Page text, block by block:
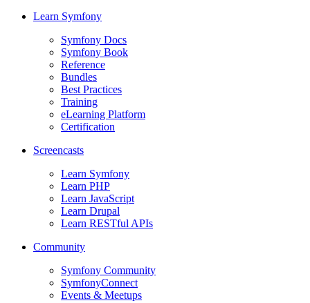
Learn Symfony
Symfony Docs
Symfony Book
Reference
Bundles
Best Practices
Training
eLearning Platform
Certification
Screencasts
Learn Symfony
Learn PHP
Learn JavaScript
Learn Drupal
Learn RESTful APIs
Community
Symfony Community
SymfonyConnect
Events & Meetups